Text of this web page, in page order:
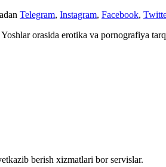
Telegram, Instagram, Facebook,
orasida erotika va pornografiya
berish xizmatlari bor servislar.